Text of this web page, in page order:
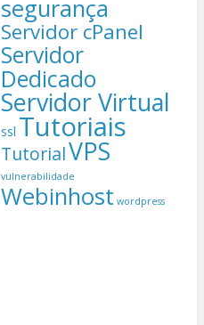
segurança
Servidor cPanel
Servidor
Dedicado
Servidor Virtual
ssl Tutoriais
TutorialVPS
vulnerabilidade
Webinhost wordpress